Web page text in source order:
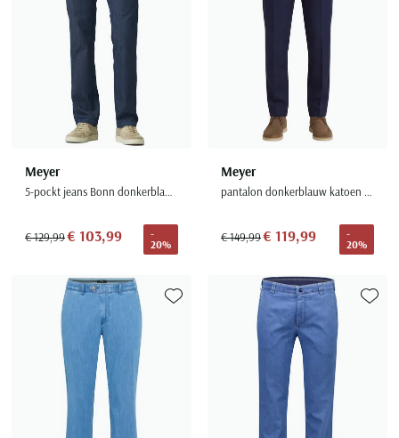
Meyer
5-pockt jeans Bonn donkerblauw denim normale fit
€ 129,99€ 103,99
-
20%
Meyer
pantalon donkerblauw katoen bonn flatfront
€ 149,99€ 119,99
-
20%
Toevoegen aan favorieten